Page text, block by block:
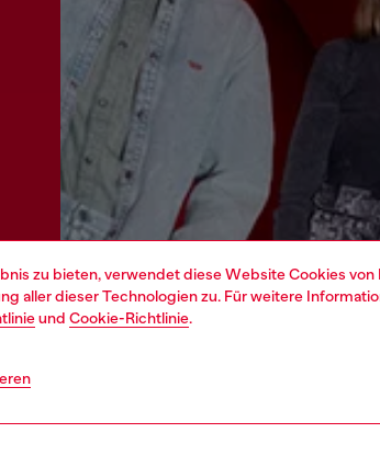
zu bieten, verwendet diese Website Cookies
aller dieser Technologien zu. Für weitere
und Cookie-Richtlinie.